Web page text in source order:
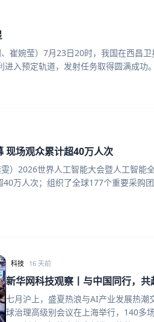
崔婉莹）7月23日20时，我国在西昌
入预定轨道，发射任务取得圆满成功。
现场观众累计超40万人次
）2026世界人工智能大会暨人工智能
万人次；组织了全球177个重要采购
科技 16 天前
新华网科技观察丨与中国同行，共
七月沪上，盛夏热浪与AI产业发展热
球治理高级别会议在上海举行，140多